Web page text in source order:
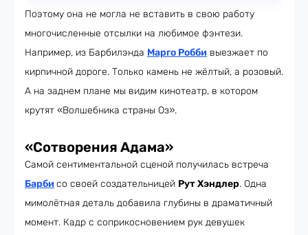
Поэтому она не могла не вставить в свою работу
многочисленные отсылки на любимое фэнтези.
Например, из Барбилэнда Марго Робби выезжает по
кирпичной дороге. Только камень не жёлтый, а розовый.
А на заднем плане мы видим кинотеатр, в котором
крутят «Волшебника страны Оз».
«Сотворения Адама»
Самой сентиментальной сценой получилась встреча
Барби со своей создательницей Рут Хэндлер. Одна
мимолётная деталь добавила глубины в драматичный
момент. Кадр с соприкосновением рук девушек